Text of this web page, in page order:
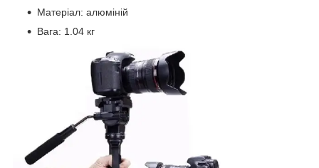
Матеріал: алюміній
Вага: 1.04 кг